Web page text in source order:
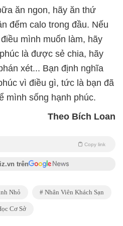
ăn ngon, hãy ăn thứ
đếm calo trong đầu. Nếu
mình muốn làm, hãy
là được sẻ chia, hãy
xét... Bạn định nghĩa
vì điều gì, tức là bạn đã
mình sống hạnh phúc.
Theo Bích Loan
Copy link
trên
Nhỏ Nhân Viên Khách Sạn
Cơ Sở